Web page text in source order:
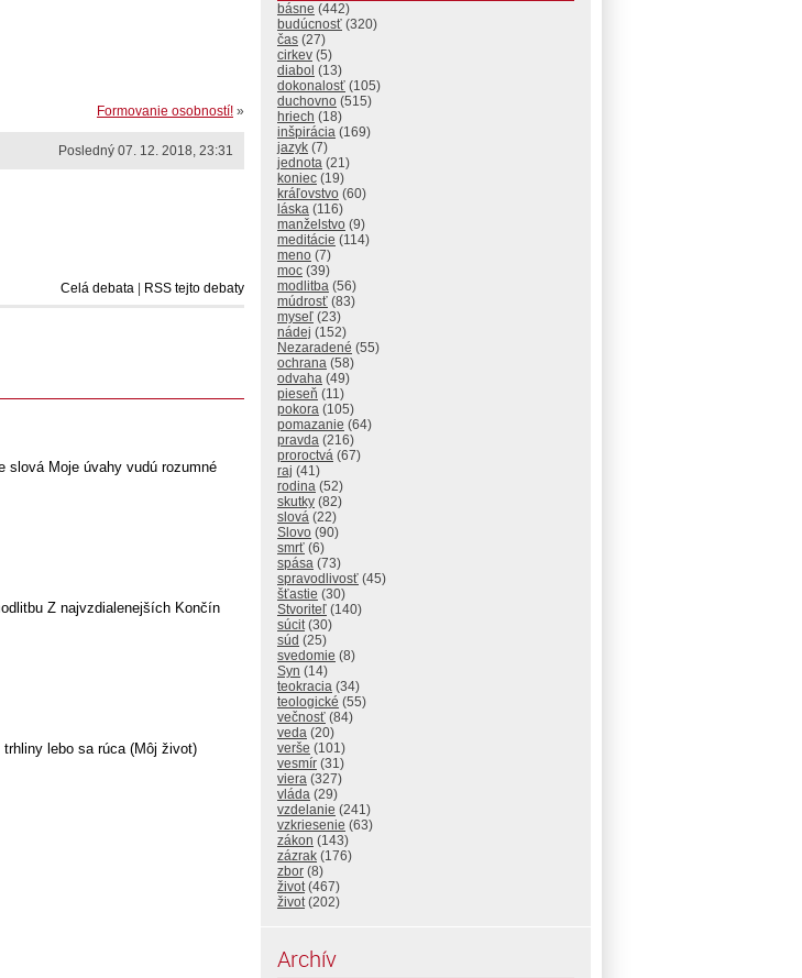
Formovanie osobností! »
Posledný 07. 12. 2018, 23:31
Celá debata | RSS tejto debaty
slová Moje úvahy vudú rozumné
Z najvzdialenejších Končín
lebo sa rúca (Môj život)
básne (442)
budúcnosť (320)
čas (27)
cirkev (5)
diabol (13)
dokonalosť (105)
duchovno (515)
hriech (18)
inšpirácia (169)
jazyk (7)
jednota (21)
koniec (19)
kráľovstvo (60)
láska (116)
manželstvo (9)
meditácie (114)
meno (7)
moc (39)
modlitba (56)
múdrosť (83)
myseľ (23)
nádej (152)
Nezaradené (55)
ochrana (58)
odvaha (49)
pieseň (11)
pokora (105)
pomazanie (64)
pravda (216)
proroctvá (67)
raj (41)
rodina (52)
skutky (82)
slová (22)
Slovo (90)
smrť (6)
spása (73)
spravodlivosť (45)
šťastie (30)
Stvoriteľ (140)
súcit(30)
súd (25)
svedomie (8)
Syn (14)
teokracia (34)
teologické (55)
večnosť (84)
veda (20)
verše (101)
vesmír (31)
viera (327)
vláda (29)
vzdelanie (241)
vzkriesenie (63)
zákon (143)
zázrak (176)
zbor (8)
život(467)
život(202)
Archív